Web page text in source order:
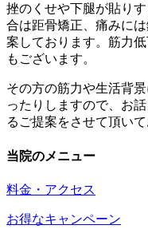
挫のくせや下腿が貼り
合は距骨矯正、痛みに
案しております。筋力
もございます。
その方の筋力や生活背
ったりしますので、お
るご提案をさせて頂いて
当院のメニュー
料金・アクセス
お得なキャンペーン